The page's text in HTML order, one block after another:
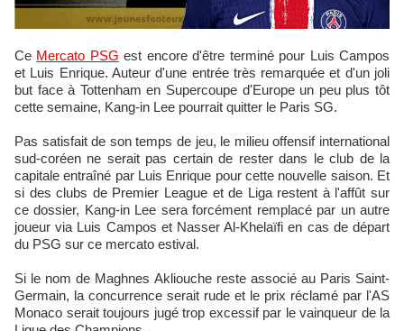
Ce Mercato PSG est encore d'être terminé pour Luis Campos
et Luis Enrique. Auteur d'une entrée très remarquée et d'un joli
but face à Tottenham en Supercoupe d'Europe un peu plus tôt
cette semaine, Kang-in Lee pourrait quitter le Paris SG.
Pas satisfait de son temps de jeu, le milieu offensif international
sud-coréen ne serait pas certain de rester dans le club de la
capitale entraîné par Luis Enrique pour cette nouvelle saison. Et
si des clubs de Premier League et de Liga restent à l'affût sur
ce dossier, Kang-in Lee sera forcément remplacé par un autre
joueur via Luis Campos et Nasser Al-Khelaïfi en cas de départ
du PSG sur ce mercato estival.
Si le nom de Maghnes Akliouche reste associé au Paris Saint-
Germain, la concurrence serait rude et le prix réclamé par l'AS
Monaco serait toujours jugé trop excessif par le vainqueur de la